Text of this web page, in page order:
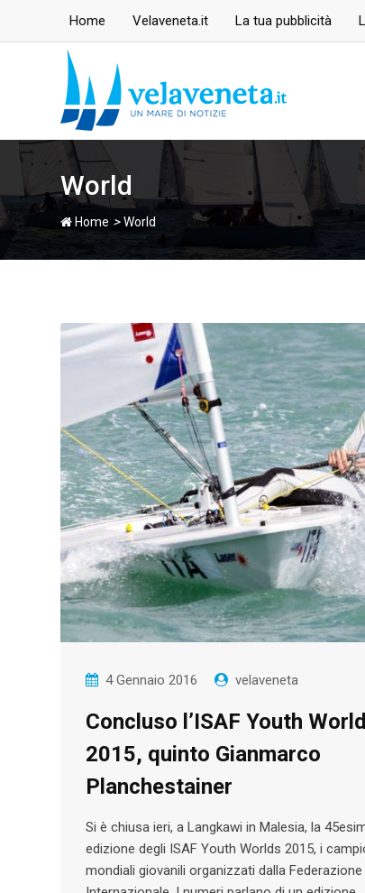
Home Velaveneta.it La tua pubblicità
World
Home >World
4 Gennaio 2016 velaveneta
Concluso l’ISAF Youth
2015, quinto Gianmarco
Planchestainer
Si è chiusa ieri, a Langkawi in Malesia, la
edizione degli ISAF Youth Worlds 2015, i
mondiali giovanili organizzati dalla Federazione